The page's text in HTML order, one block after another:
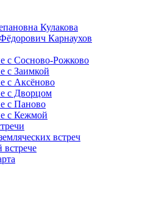
Кулакова
Карнаухов
с Сосново-Рожково
с Заимкой
с Аксёново
с Дворцом
с Паново
с Кежмой
встреч